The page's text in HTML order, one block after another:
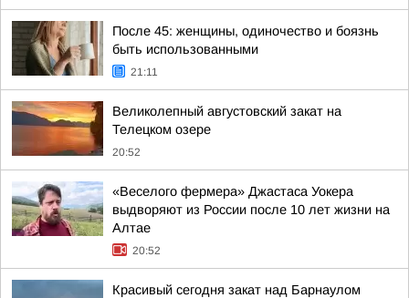
После 45: женщины, одиночество и боязнь
быть использованными
21:11
Великолепный августовский закат на
Телецком озере
20:52
«Веселого фермера» Джастаса Уокера
выдворяют из России после 10 лет жизни на
Алтае
20:52
Красивый сегодня закат над Барнаулом